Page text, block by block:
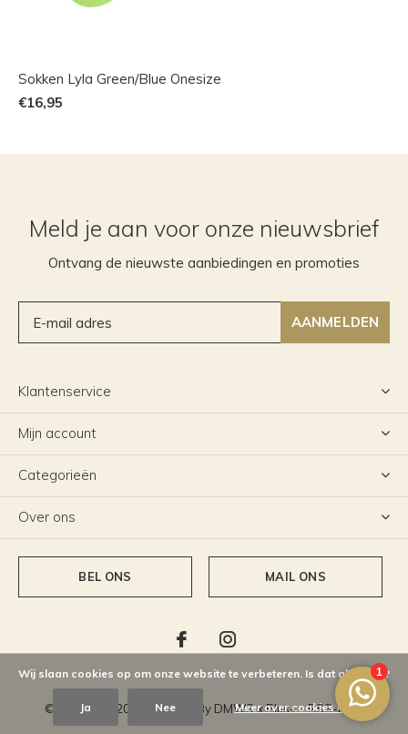
Sokken Lyla Green/Blue Onesize
€16,95
Meld je aan voor onze nieuwsbrief
Ontvang de nieuwste aanbiedingen en promoties
AANMELDEN
Klantenservice
Mijn account
Categorieën
Over ons
BEL ONS MAIL ONS
© Copyright 2026 - Theme By DMWSxPlus+-RSS-feed
Wij slaan cookies op om onze website te verbeteren. Is dat akkoord?
Ja Nee Meer over cookies »